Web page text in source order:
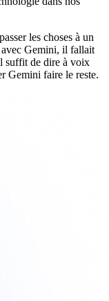
les choses à un
Gemini, il fallait
suffit de dire à voix
Gemini faire le reste.